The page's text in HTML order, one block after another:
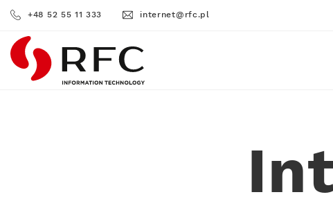
+48 52 55 11 333 internet@rfc.pl
RFC